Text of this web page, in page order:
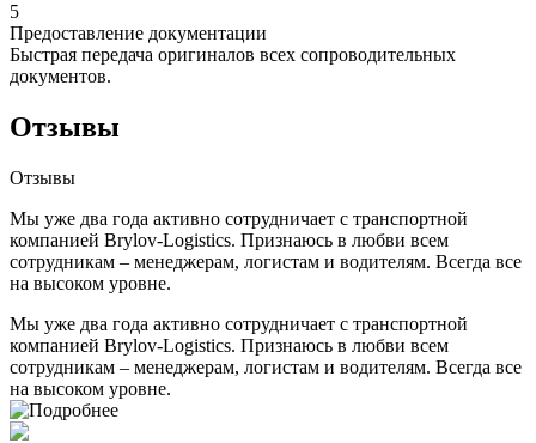
5
Предоставление документации
Быстрая передача оригиналов всех сопроводительных
документов.
Отзывы
Отзывы
Мы уже два года активно сотрудничает с транспортной
компанией Brylov-Logistics. Признаюсь в любви всем
сотрудникам – менеджерам, логистам и водителям. Всегда все
на высоком уровне.
Мы уже два года активно сотрудничает с транспортной
компанией Brylov-Logistics. Признаюсь в любви всем
сотрудникам – менеджерам, логистам и водителям. Всегда все
на высоком уровне.